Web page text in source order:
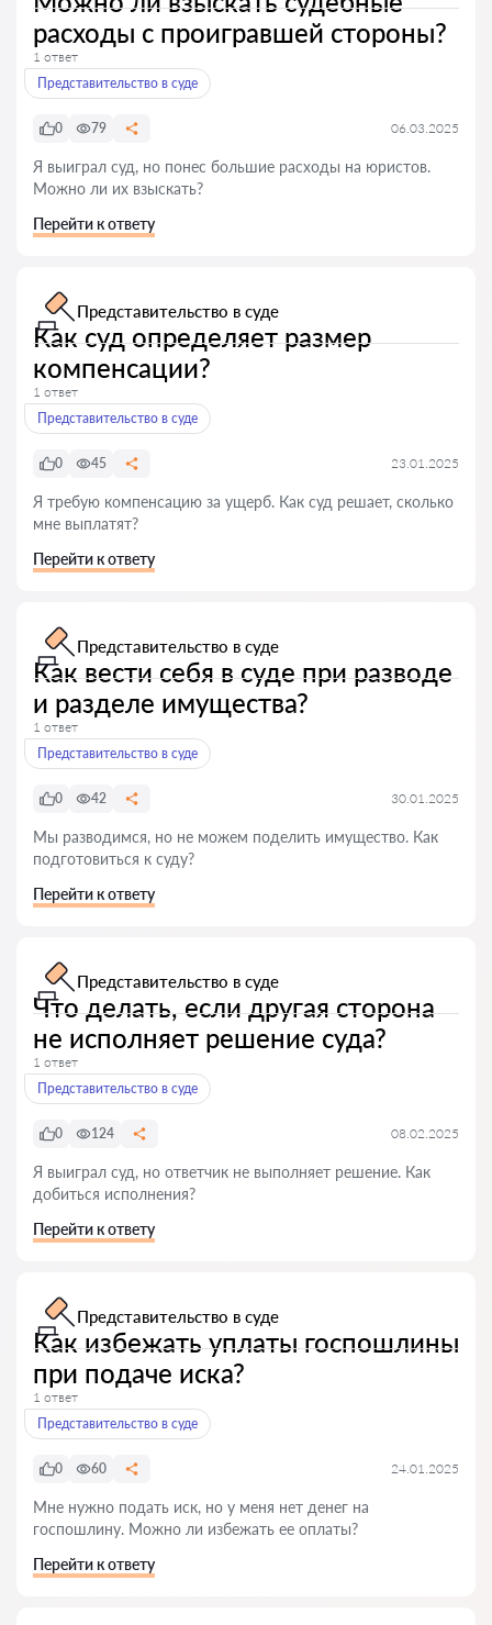
расходы с проигравшей стороны?
1 ответ
Представительство в суде
0 79 06.03.2025
Я выиграл суд, но понес большие расходы на юристов.
Можно ли их взыскать?
Перейти к ответу
Представительство в суде
Как суд определяет размер
компенсации?
1 ответ
Представительство в суде
0 45 23.01.2025
Я требую компенсацию за ущерб. Как суд решает, сколько
мне выплатят?
Перейти к ответу
Представительство в суде
Как вести себя в суде при разводе
и разделе имущества?
1 ответ
Представительство в суде
0 42 30.01.2025
Мы разводимся, но не можем поделить имущество. Как
подготовиться к суду?
Перейти к ответу
Представительство в суде
Что делать, если другая сторона
не исполняет решение суда?
1 ответ
Представительство в суде
0 124 08.02.2025
Я выиграл суд, но ответчик не выполняет решение. Как
добиться исполнения?
Перейти к ответу
Представительство в суде
Как избежать уплаты госпошлины
при подаче иска?
1 ответ
Представительство в суде
0 60 24.01.2025
Мне нужно подать иск, но у меня нет денег на
госпошлину. Можно ли избежать ее оплаты?
Перейти к ответу